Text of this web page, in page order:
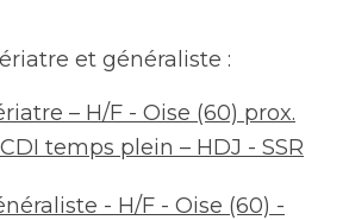
et généraliste :
– H/F - Oise (60) prox.
temps plein – HDJ - SSR
- H/F - Oise (60) -